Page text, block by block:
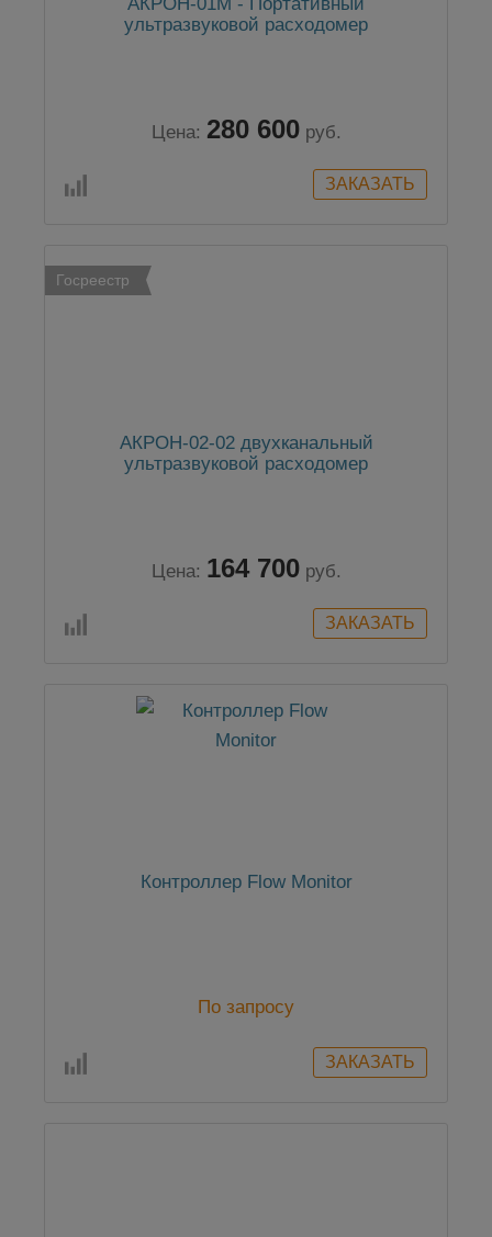
АКРОН-01М - Портативный
ультразвуковой расходомер
Цена: 280 600 руб.
Госреестр
АКРОН-02-02 двухканальный
ультразвуковой расходомер
Цена: 164 700 руб.
Контроллер Flow Monitor
По запросу